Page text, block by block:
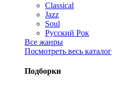
Classical
Jazz
Soul
Русский Рок
Все жанры
Посмотреть весь каталог
Подборки